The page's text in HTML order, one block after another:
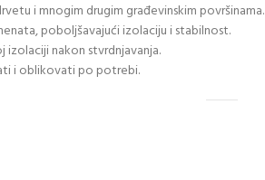
i mnogim drugim građevinskim površinama.
poboljšavajući izolaciju i stabilnost.
nakon stvrdnjavanja.
i oblikovati po potrebi.